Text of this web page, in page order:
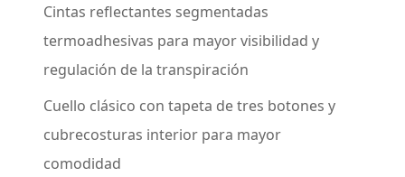
Cintas reflectantes segmentadas
termoadhesivas para mayor visibilidad y
regulación de la transpiración
Cuello clásico con tapeta de tres botones y
cubrecosturas interior para mayor
comodidad